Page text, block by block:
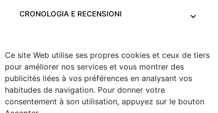
CRONOLOGIA E RECENSIONI
Ce site Web utilise ses propres cookies et ceux de tiers
pour améliorer nos services et vous montrer des
publicités liées à vos préférences en analysant vos
habitudes de navigation. Pour donner votre
consentement à son utilisation, appuyez sur le bouton